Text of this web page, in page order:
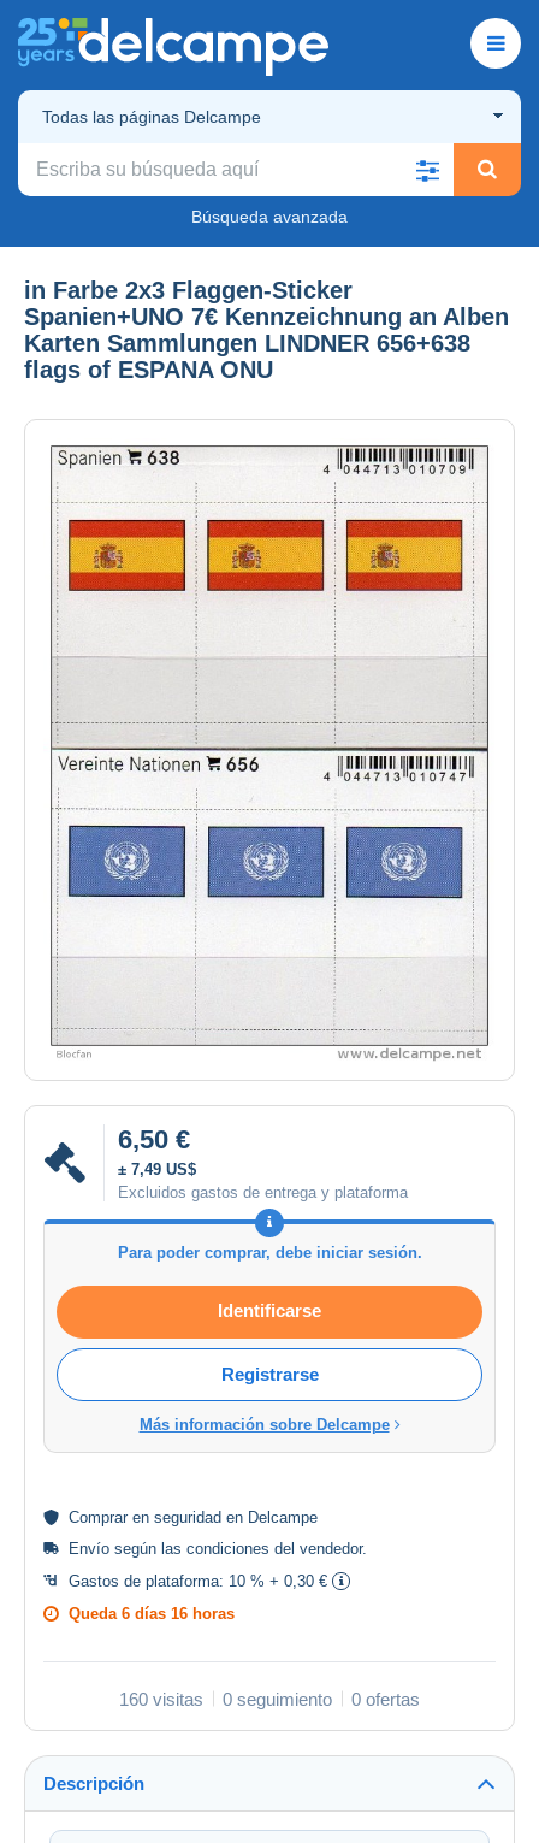
Todas las páginas Delcampe
Búsqueda avanzada
in Farbe 2x3 Flaggen-Sticker
Spanien+UNO 7€ Kennzeichnung an Alben
Karten Sammlungen LINDNER 656+638
flags of ESPANA ONU
6,50 €
± 7,49 US$
Excluidos gastos de entrega y plataforma
Para poder comprar, debe iniciar sesión.
Identificarse
Registrarse
Más información sobre Delcampe
Comprar en seguridad en Delcampe
Envío según las condiciones del vendedor.
Gastos de plataforma: 10 % + 0,30 €
Queda 6 días 16 horas
160 visitas 0 seguimiento 0 ofertas
Descripción